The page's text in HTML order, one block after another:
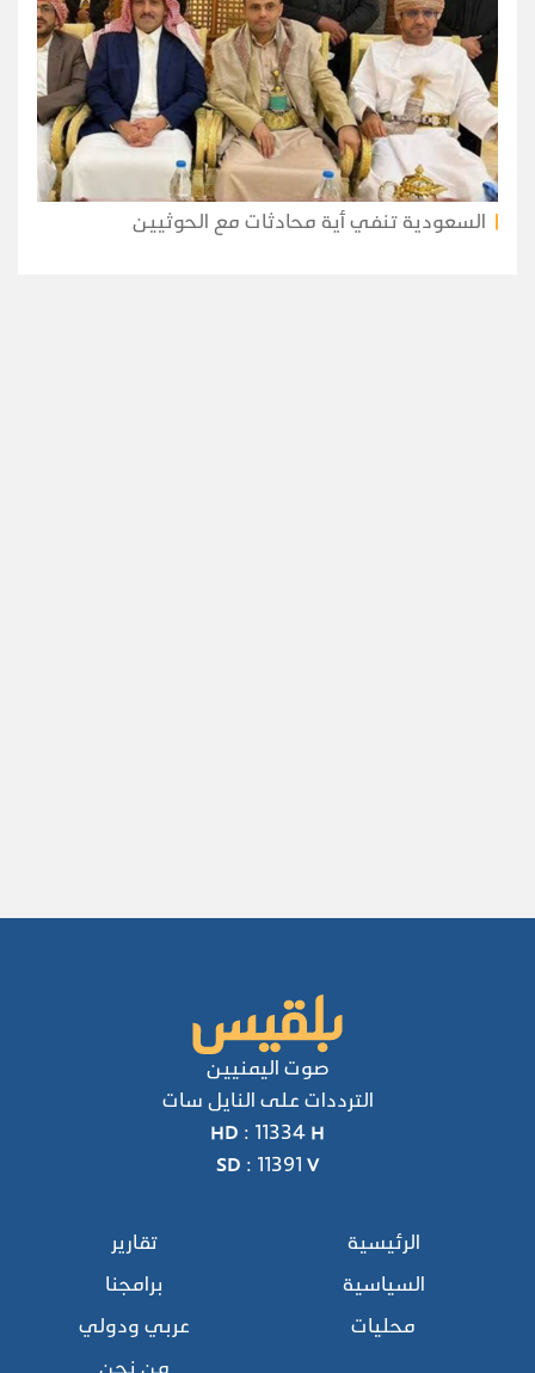
السعودية تنفي أية محادثات مع الحوثيين
صوت اليمنيين
الترددات على النايل سات
HD : 11334 H
SD : 11391 V
الرئيسية
السياسية
محليات
تقارير
برامجنا
عربي ودولي
من نحن